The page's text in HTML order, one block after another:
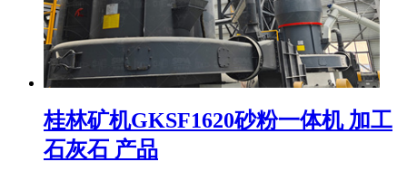
桂林矿机GKSF1620砂粉一体机 加工
石灰石 产品